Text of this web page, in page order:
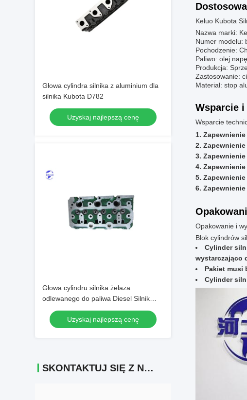
Głowa cylindra silnika z aluminium dla
silnika Kubota D782
Uzyskaj najlepszą cenę
Głowa cylindru silnika żelaza
odlewanego do paliwa Diesel Silnik
Kubota D850
Uzyskaj najlepszą cenę
SKONTAKTUJ SIĘ Z NAMI
Keluo Kubota
Nazwa marki:
Numer modelu:
Pochodzenie:
Paliwo: olej
Produkcja:
Zastosowanie:
Materiał: stop
Wsparcie i
Wsparcie
Opakowanie i
Blok cylindrów
Cylinder
wystarczająco
Pakiet musi
Cylinder